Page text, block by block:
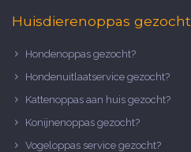
Huisdierenoppas gezocht
Hondenoppas gezocht?
Hondenuitlaatservice gezocht?
Kattenoppas aan huis gezocht?
Konijnenoppas gezocht?
Vogeloppas service gezocht?